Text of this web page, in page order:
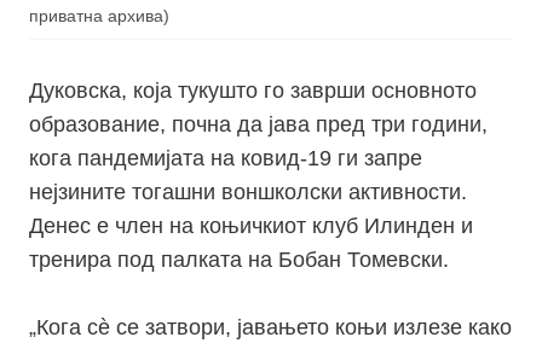
приватна архива)
Дуковска, која тукушто го заврши основното
образование, почна да јава пред три години,
кога пандемијата на ковид-19 ги запре
нејзините тогашни воншколски активности.
Денес е член на коњичкиот клуб Илинден и
тренира под палката на Бобан Томевски.
„Кога сѐ се затвори, јавањето коњи излезе како